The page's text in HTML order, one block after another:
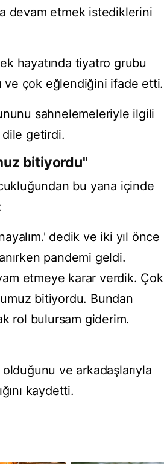
devam etmek istediklerini
hayatında tiyatro grubu
ve çok eğlendiğini ifade etti.
sahnelemeleriyle ilgili
dile getirdi.
bitiyordu"
bu yana içinde
dedik ve iki yıl önce
pandemi geldi.
etmeye karar verdik. Çok
bitiyordu. Bundan
rol bulursam giderim.
ve arkadaşlarıyla
kaydetti.